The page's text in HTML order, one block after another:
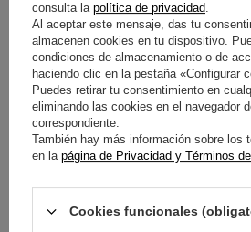
COCHE A ESCALA ASTON
MARTIN F1 FERNANDO
ALONSO 1/43 AMR25
20,20
consulta la política de privacidad.
Al aceptar este mensaje, das tu
almacenen cookies en tu dispositivo.
condiciones de almacenamiento o de
haciendo clic en la pestaña «Configurar
Puedes retirar tu consentimiento en
eliminando las cookies en el navegador
correspondiente.
También hay más información sobre los
en la página de Privacidad y Términos
Cookies funcionales